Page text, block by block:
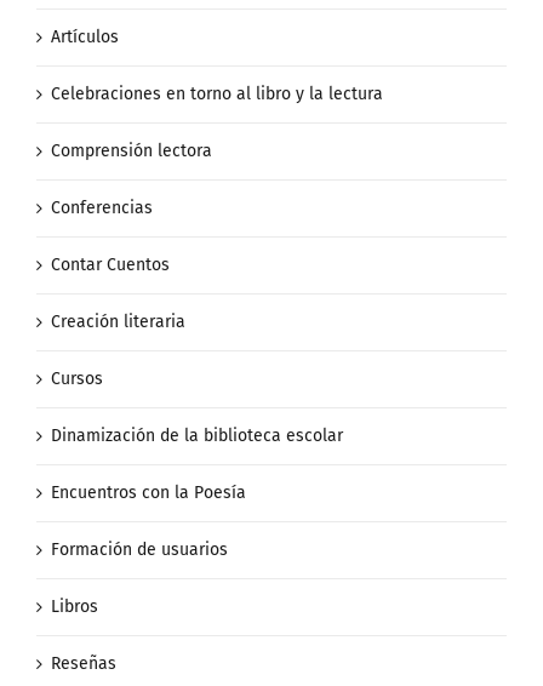
Artículos
Celebraciones en torno al libro y la lectura
Comprensión lectora
Conferencias
Contar Cuentos
Creación literaria
Cursos
Dinamización de la biblioteca escolar
Encuentros con la Poesía
Formación de usuarios
Libros
Reseñas